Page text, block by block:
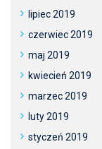
lipiec 2019
czerwiec 2019
maj 2019
kwiecień 2019
marzec 2019
luty 2019
styczeń 2019